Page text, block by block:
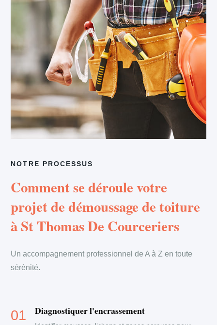
NOTRE PROCESSUS
Comment se déroule votre
projet de démoussage de toiture
à St Thomas De Courceriers
Un accompagnement professionnel de A à Z en toute
sérénité.
Diagnostiquer l'encrassement